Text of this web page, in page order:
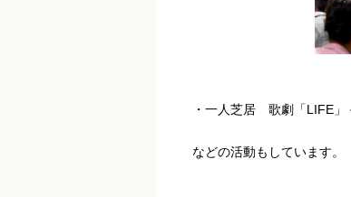
・一人芝居 歌劇「LIFE
などの活動もしています。